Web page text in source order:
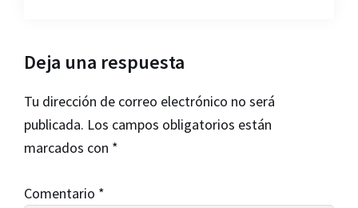
Interacciones
con
los
lectores
Deja una respuesta
Tu dirección de correo electrónico no será
publicada. Los campos obligatorios están
marcados con *
Comentario *